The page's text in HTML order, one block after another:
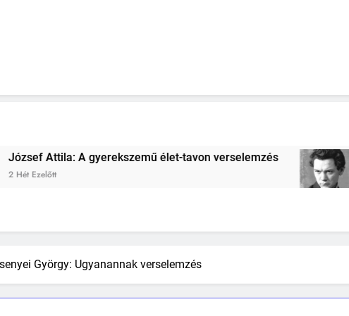
élet-tavon verselemzés József Attila: A
György: Ugyanannak verselemzés